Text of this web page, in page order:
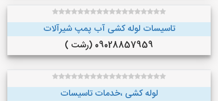
تاسیسات لوله کشی آب پمپ شیرآلات
09028857959 (رشت )
لوله کشی ،خدمات تاسیسات